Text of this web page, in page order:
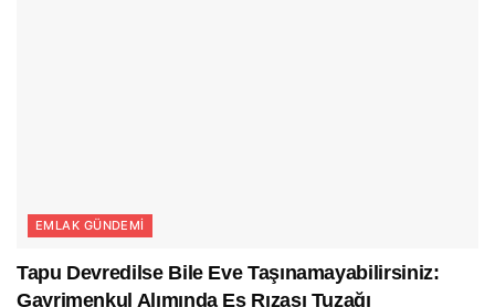
EMLAK GÜNDEMI
Tapu Devredilse Bile Eve Taşınamayabilirsiniz:
Gayrimenkul Alımında Eş Rızası Tuzağı